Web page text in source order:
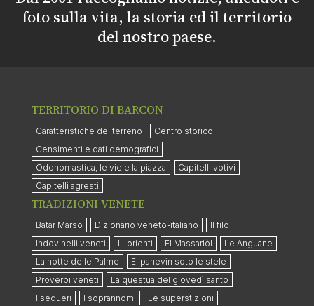
foto sulla vita, la storia ed il territorio
del nostro paese.
TERRITORIO DI BARCON
Caratteristiche del terreno
Centro storico
Censimenti e dati demografici
Odonomastica, le vie e la piazza
Capitelli votivi
Capitelli agresti
TRADIZIONI VENETE
Batar Marso Dizionario veneto-italiano
Il filò
Indovinelli veneti
I Lorienti El Massariòl
Le Anguane
La notte delle Palme
El panevìn soto le stele
Proverbi veneti
La questua del giovedì santo
I sequeri
I soprannomi Le superstizioni